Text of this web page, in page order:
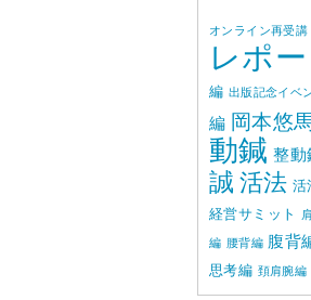
オンライン再受講
レポー
編 出版記念イベ
編 岡本悠
動鍼 整動
誠 活法 活
経営サミット
編 腰背編 腹背
思考編 頚肩腕編